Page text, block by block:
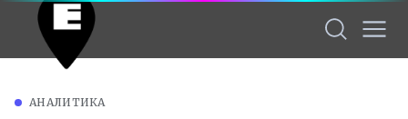
АНАЛИТИКА